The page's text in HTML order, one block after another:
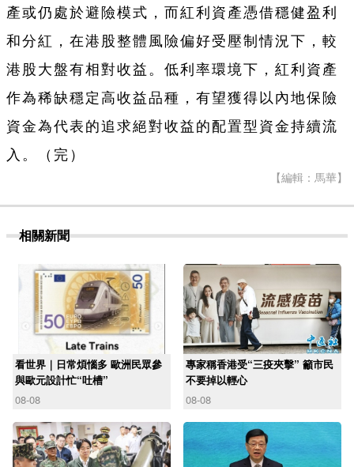
產或仍處於避險模式，而紅利資產憑借穩健盈利
和分紅，在港股整體風險偏好受壓制情況下，較
港股大盤有相對收益。低利率環境下，紅利資產
作為稀缺穩定高收益品種，有望獲得以內地保險
資金為代表的追求絕對收益的配置型資金持續流
入。（完）
【編輯：馬華】
相關新聞
看世界｜日常煩惱多 歐洲民眾參
與歐元設計忙“吐槽”
08-08
專家稱香港受“三疫夾擊” 籲市民
不要掉以輕心
08-08